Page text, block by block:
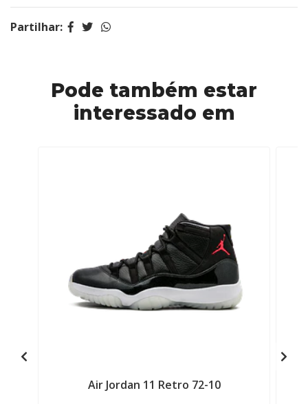
Partilhar:
Pode também estar
interessado em
Air Jordan 11 Retro 72-10